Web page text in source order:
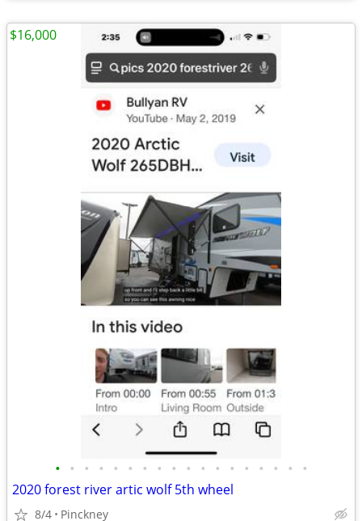
• • • • • • • • • • • • • • • • • •
2020 forest river artic wolf 5th wheel
8/4 Pinckney
$16,000